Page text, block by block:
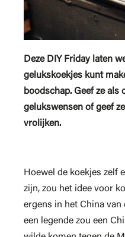
Deze DIY Friday laten
gelukskoekjes kunt
boodschap. Geef ze
gelukswensen of geef
vrolijken.
Hoewel de koekjes zelf
zijn, zou het idee voor
ergens in het China van
een legende zou een